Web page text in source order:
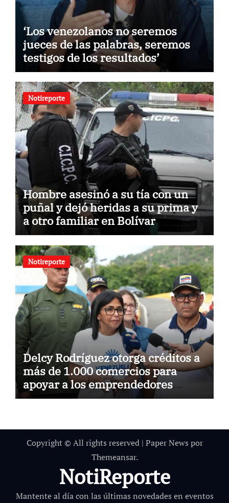
‘Los venezolanos no seremos
jueces de las palabras, seremos
testigos de los resultados’
Notireporte
Hombre asesinó a su tía con un
puñal y dejó heridas a su prima y
a otro familiar en Bolívar
Notireporte
Delcy Rodríguez otorga créditos a
más de 1.000 comercios para
apoyar a los emprendedores
afectados por los terremotos
Copyright © All rights reserved | Paper News por
Themeansar.
NotiReporte
Mantente al día con las últimas novedades en eventos